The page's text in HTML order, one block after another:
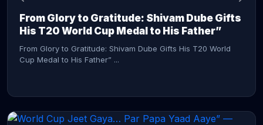
From Glory to Gratitude: Shivam Dube Gifts
His T20 World Cup Medal to His Father”
From Glory to Gratitude: Shivam Dube Gifts His T20 World
Cup Medal to His Father” ...